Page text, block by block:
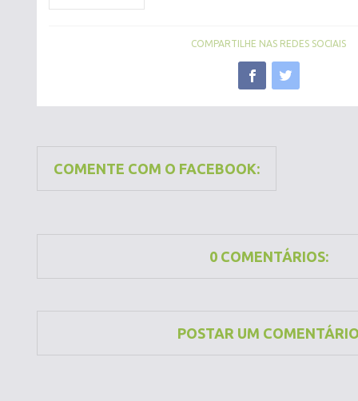
COMPARTILHE NAS REDES SOCIAIS
COMENTE COM O FACEBOOK:
0 COMENTÁRIOS:
POSTAR UM